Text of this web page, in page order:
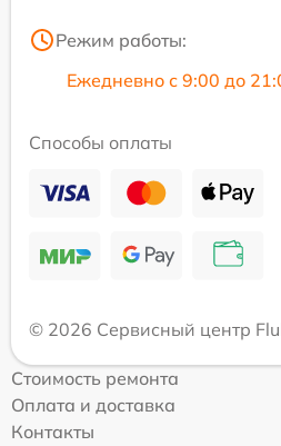
Режим работы:
Ежедневно с 9:00 до
Способы оплаты
© 2026 Сервисный центр
Стоимость ремонта
Оплата и доставка
Контакты